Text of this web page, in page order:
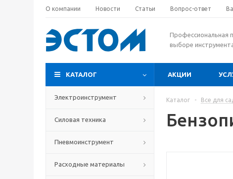
О компании Новости Статьи Вопрос-ответ
Профессиональная
выборе
КАТАЛОГ АКЦИИ
Электроинструмент
Силовая техника
Пневмоинструмент
Расходные материалы
Каталог - Все для